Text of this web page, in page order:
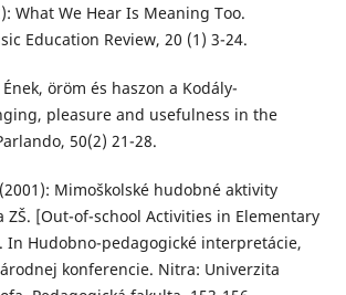
What We Hear Is Meaning Too.
Education Review, 20 (1) 3-24.
öröm és haszon a Kodály-
pleasure and usefulness in the
50(2) 21-28.
Mimoškolské hudobné aktivity
ZŠ. [Out-of-school Activities in Elementary
In Hudobno-pedagogické interpretácie,
konferencie. Nitra: Univerzita